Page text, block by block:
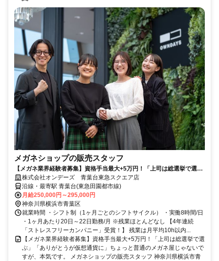
メガネショップの販売スタッフ
【メガネ業界経験者募集】資格手当最大+5万円！「上司は総選挙で選
ぶ」「ありがとうが仮想通貨に」ちょっと普通のメガネ屋じゃないです
が、本気です。
株式会社オンデーズ 青葉台東急スクエア店
沿線・最寄駅 青葉台(東急田園都市線)
月給250,000円～295,000円
神奈川県横浜市青葉区
就業時間 ・シフト制（1ヶ月ごとのシフトサイクル） ・実働8時間/日
・1ヶ月あたり20日～22日勤務/月 ※残業ほとんどなし 【4年連続
「ストレスフリーカンパニー」受賞！】 残業は月平均10h以内...
【メガネ業界経験者募集】資格手当最大+5万円！「上司は総選挙で選
ぶ」「ありがとうが仮想通貨に」ちょっと普通のメガネ屋じゃないで
すが、本気です。 メガネショップの販売スタッフ 神奈川県横浜市青